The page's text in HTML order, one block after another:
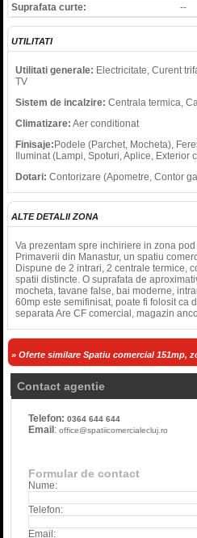
Suprafata curte:
--
UTILITATI
Utilitati generale: Electricitate, Curent
TV
Sistem de incalzire: Centrala termica,
Climatizare: Aer conditionat
Finisaje: Podele (Parchet, Mocheta),
Iluminat (Lampi, Spoturi, Aplice, Exterior
Dotari: Contorizare (Apometre, Contor
ALTE DETALII ZONA
Va prezentam spre inchiriere in zona
Primaverii din Manastur, un spatiu
Dispune de 2 intrari, 2 centrale termice,
spatii distincte. O suprafata de
mocheta, tavane false, bai moderne,
60mp este semifinisat, poate fi folosit ca
separata Are CF comercial, magazin
» Oferte similare Spatiu comercial 151mp,
Contact agentie
Telefon:0364 644 644
Email :office@spatiicomercialecluj.ro
Formular de contact
Nume:
Telefon:
Email: